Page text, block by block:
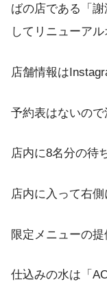
ばの店である「
してリニューアル
店舗情報は
予約表はないので
店内に8名分の待
店内に入って右側
限定メニューの提
仕込みの水は「